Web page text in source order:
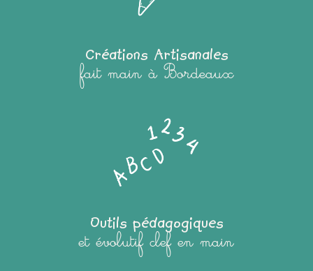
Créations Artisanales
fait main à Bordeaux
Outils pédagogiques
et évolutif clef en main